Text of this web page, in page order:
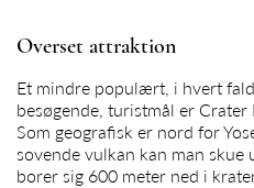
Overset attraktion
Et mindre populært, i hvert
besøgende, turistmål er Crater
Som geografisk er nord for
sovende vulkan kan man skue
borer sig 600 meter ned i